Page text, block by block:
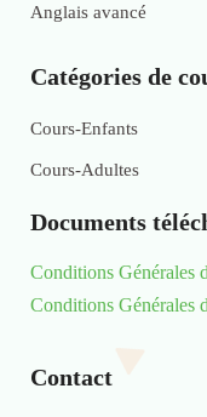
Anglais avancé
Catégories de
Cours-Enfants
Cours-Adultes
Documents
Conditions Générales
Conditions Générales
Contact